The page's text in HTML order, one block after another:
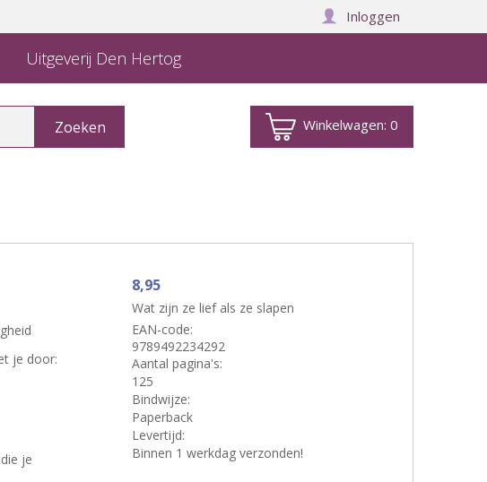
Inloggen
Uitgeverij Den Hertog
Winkelwagen:0
je door:
je
8,95
Wat zijn ze lief als ze slapen
EAN-code:
9789492234292
Aantal pagina's:
125
Bindwijze:
Paperback
Levertijd:
Binnen 1 werkdag verzonden!